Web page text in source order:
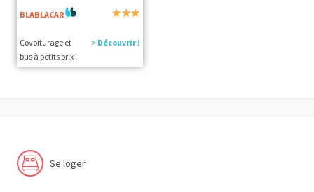
BLABLACAR
Covoiturage et
bus à petits prix !
> Découvrir !
Se loger